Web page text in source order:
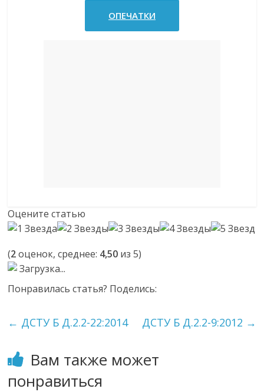
ОПЕЧАТКИ
Оцените статью
(2оценок, среднее: 4,50 из 5)
Загрузка...
Понравилась статья? Поделись:
← ДСТУ Б Д.2.2-22:2014 ДСТУ Б Д.2.2-9:2012 →
Вам также может
понравиться